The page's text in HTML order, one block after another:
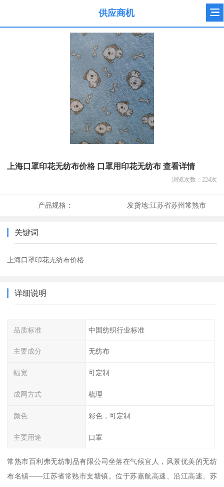
供应商机
上海口罩印花无纺布价格 口罩用印花无纺布 查看详情
浏览次数： 224次
产品规格： 发货地:江苏省苏州常熟市
关键词
上海口罩印花无纺布价格
详细说明
品质标准 中国纺织行业标准
主要成分 无纺布
幅宽 可定制
成网方式 梳理
颜色 彩色，可定制
主要用途 口罩
常熟市百利弗无纺制品有限公司坐落在气候宜人，风景优美的无纺
布名镇——江苏省常熟市支塘镇。位于苏嘉航高速、沿江高速、苏